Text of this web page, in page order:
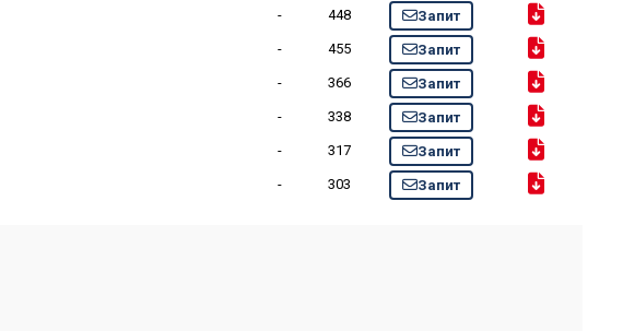
- 448
Запит
- 455
Запит
- 366
Запит
- 338
Запит
- 317
Запит
- 303 Запит